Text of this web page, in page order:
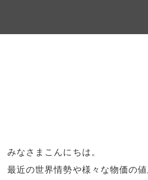
みなさまこんにちは。
最近の世界情勢や様々な物価の